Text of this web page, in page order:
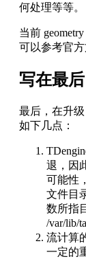
何处理等等。
当前
可以参考官方
写在最后
最后，在升
如下几点：
退，因
可能性
文件目
数所指
/var/lib/
流计算
一定的